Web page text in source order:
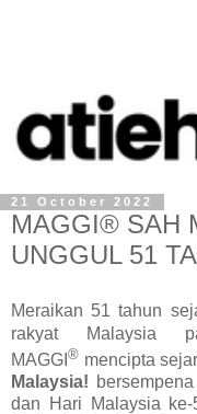
21 October 2022
MAGGI® SAH
UNGGUL 51
Meraikan 51 tahun
rakyat Malaysia
MAGGI ® mencipta
Malaysia!
dan Hari Malaysia